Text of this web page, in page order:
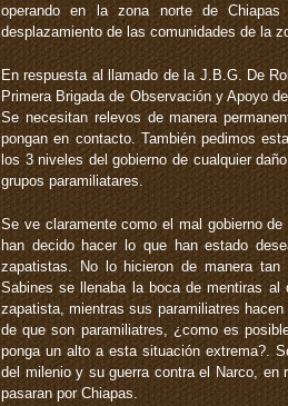
operando en la zona norte de
desplazamiento de las comunidades de la
En respuesta al llamado de la J.B.G. De
Primera Brigada de Observación y Apoyo
Se necesitan relevos de manera
pongan en contacto. También pedimos
los 3 niveles del gobierno de cualquier
grupos paramiliatares.
Se ve claramente como el mal gobierno
han decido hacer lo que han estado
zapatistas. No lo hicieron de manera
Sabines se llenaba la boca de mentiras
zapatista, mientras sus paramiliatres
de que son paramiliatres, ¿como es
ponga un alto a esta situación extrema?.
del milenio y su guerra contra el Narco, en
pasaran por Chiapas.